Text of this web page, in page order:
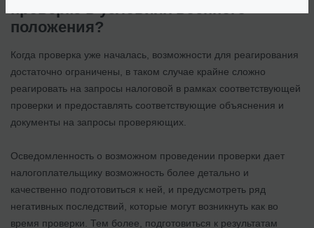
проверке в условиях военного
положения?
Когда проверка уже началась, возможности для реагирования
достаточно ограничены, в таком случае крайне сложно
реагировать на запросы налоговой в рамках соответствующей
проверки и предоставлять соответствующие объяснения и
документы на запросы проверяющих.
Осведомленность о возможном проведении проверки дает
налогоплательщику возможность более детально и
качественно подготовиться к ней, и предусмотреть ряд
негативных последствий, которые могут возникнуть как во
время проверки. Тем более, подготовиться к результатам